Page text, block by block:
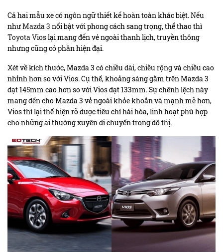
Cả hai mẫu xe có ngôn ngữ thiết kế hoàn toàn khác biệt. Nếu
nhưMazda 3 nổi bật với phong cách sang trọng, thể thao thì
Toyota Vioslại mang đến vẻ ngoài thanh lịch, truyền thông
nhưng cũng có phần hiện đại.
Xét về kích thước, Mazda 3 có chiều dài, chiều rộng và chiều cao
nhỉnh hơn so với Vios. Cụ thể, khoảng sáng gầm trên Mazda 3
đạt 145mm cao hơn so với Vios đạt 133mm. Sự chênh lệch này
mang đến cho Mazda 3 vẻ ngoài khỏe khoắn và mạnh mẽ hơn,
Vios thì lại thể hiện rõ được tiêu chí hài hòa, linh hoạt phù hợp
cho những ai thường xuyên di chuyển trong đô thị.